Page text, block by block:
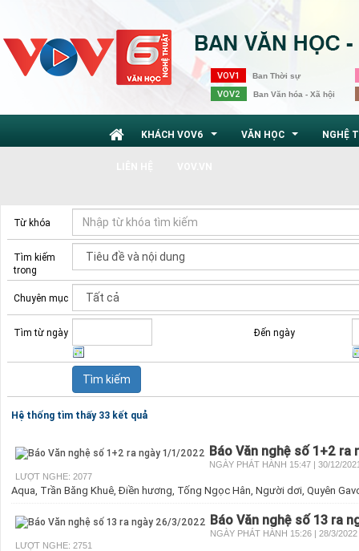
VOV1 Ban Thời sự
VOV2 Ban Văn hóa - Xã hội
KHÁCH VOV6 VĂN HỌC NGHỆ
Từ khóa
Tìm kiếm
trong
Chuyên mục
Tìm từ ngày Đến ngày
Hệ thống tìm thấy 33 kết quả
Báo Văn nghệ số 1+2 ra
NGÀY PHÁT HÀNH 15:47 | 30/12/
LƯỢT NGHE: 2077
Aqua, Trần Băng Khuê, Điền hương, Tống Ngọc Hân, Người dơi, Quyên
Báo Văn nghệ số 13 ra
NGÀY PHÁT HÀNH 15:26 | 28/3/2022
LƯỢT NGHE: 2751